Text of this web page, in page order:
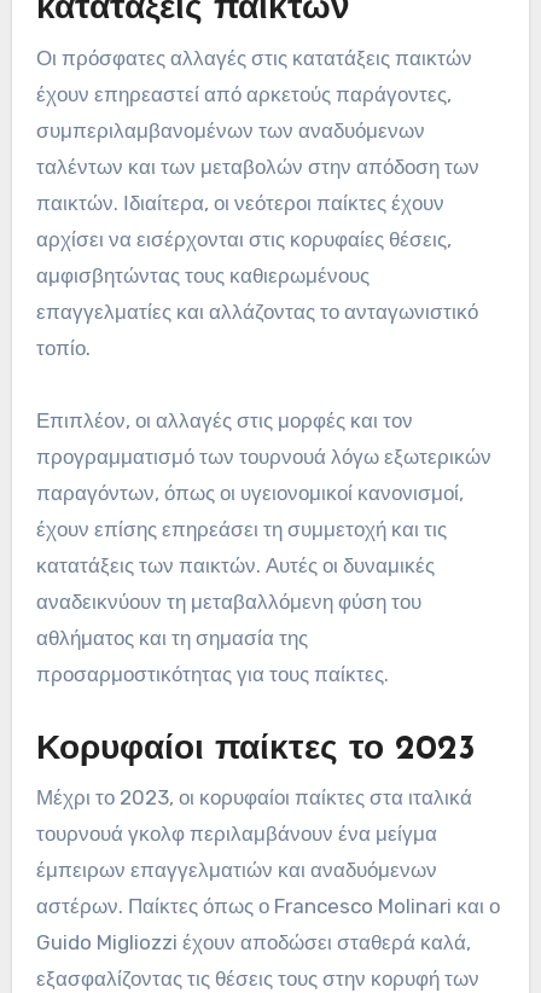
κατατάξεις παικτών
Οι πρόσφατες αλλαγές στις κατατάξεις παικτών
έχουν επηρεαστεί από αρκετούς παράγοντες,
συμπεριλαμβανομένων των αναδυόμενων
ταλέντων και των μεταβολών στην απόδοση των
παικτών. Ιδιαίτερα, οι νεότεροι παίκτες έχουν
αρχίσει να εισέρχονται στις κορυφαίες θέσεις,
αμφισβητώντας τους καθιερωμένους
επαγγελματίες και αλλάζοντας το ανταγωνιστικό
τοπίο.
Επιπλέον, οι αλλαγές στις μορφές και τον
προγραμματισμό των τουρνουά λόγω εξωτερικών
παραγόντων, όπως οι υγειονομικοί κανονισμοί,
έχουν επίσης επηρεάσει τη συμμετοχή και τις
κατατάξεις των παικτών. Αυτές οι δυναμικές
αναδεικνύουν τη μεταβαλλόμενη φύση του
αθλήματος και τη σημασία της
προσαρμοστικότητας για τους παίκτες.
Κορυφαίοι παίκτες το 2023
Μέχρι το 2023, οι κορυφαίοι παίκτες στα ιταλικά
τουρνουά γκολφ περιλαμβάνουν ένα μείγμα
έμπειρων επαγγελματιών και αναδυόμενων
αστέρων. Παίκτες όπως ο Francesco Molinari και ο
Guido Migliozzi έχουν αποδώσει σταθερά καλά,
εξασφαλίζοντας τις θέσεις τους στην κορυφή των